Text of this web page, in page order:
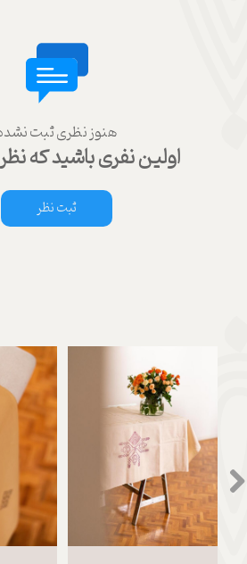
هنوز نظری ثبت
اولین نفری باشید که
ثبت نظر